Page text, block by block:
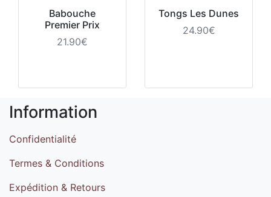
Babouche
Premier Prix
21.90€
Tongs Les Dunes
24.90€
Information
Confidentialité
Termes & Conditions
Expédition & Retours